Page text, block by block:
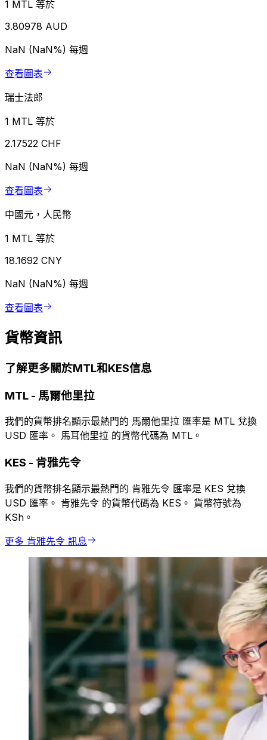
1 MTL 等於
3.80978 AUD
NaN (NaN%) 每週
查看圖表
瑞士法郎
1 MTL 等於
2.17522 CHF
NaN (NaN%) 每週
查看圖表
中國元，人民幣
1 MTL 等於
18.1692 CNY
NaN (NaN%) 每週
查看圖表
貨幣資訊
了解更多關於MTL和KES信息
MTL - 馬爾他里拉
我們的貨幣排名顯示最熱門的 馬爾他里拉 匯率是 MTL 兌換
USD 匯率。 馬耳他里拉 的貨幣代碼為 MTL。
KES - 肯雅先令
我們的貨幣排名顯示最熱門的 肯雅先令 匯率是 KES 兌換
USD 匯率。 肯雅先令 的貨幣代碼為 KES。 貨幣符號為
KSh。
更多 肯雅先令 訊息